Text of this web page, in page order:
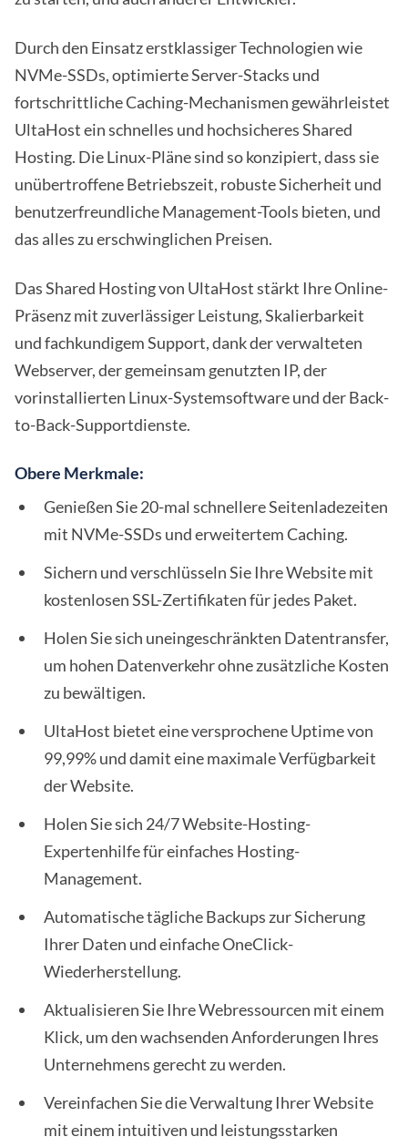
Durch den Einsatz erstklassiger Technologien wie
NVMe-SSDs, optimierte Server-Stacks und
fortschrittliche Caching-Mechanismen gewährleistet
UltaHost ein schnelles und hochsicheres Shared
Hosting. Die Linux-Pläne sind so konzipiert, dass sie
unübertroffene Betriebszeit, robuste Sicherheit und
benutzerfreundliche Management-Tools bieten, und
das alles zu erschwinglichen Preisen.
Das Shared Hosting von UltaHost stärkt Ihre Online-
Präsenz mit zuverlässiger Leistung, Skalierbarkeit
und fachkundigem Support, dank der verwalteten
Webserver, der gemeinsam genutzten IP, der
vorinstallierten Linux-Systemsoftware und der Back-
to-Back-Supportdienste.
Obere Merkmale:
Genießen Sie 20-mal schnellere Seitenladezeiten
mit NVMe-SSDs und erweitertem Caching.
Sichern und verschlüsseln Sie Ihre Website mit
kostenlosen SSL-Zertifikaten für jedes Paket.
Holen Sie sich uneingeschränkten Datentransfer,
um hohen Datenverkehr ohne zusätzliche Kosten
zu bewältigen.
UltaHost bietet eine versprochene Uptime von
99,99% und damit eine maximale Verfügbarkeit
der Website.
Holen Sie sich 24/7 Website-Hosting-
Expertenhilfe für einfaches Hosting-
Management.
Automatische tägliche Backups zur Sicherung
Ihrer Daten und einfache OneClick-
Wiederherstellung.
Aktualisieren Sie Ihre Webressourcen mit einem
Klick, um den wachsenden Anforderungen Ihres
Unternehmens gerecht zu werden.
Vereinfachen Sie die Verwaltung Ihrer Website
mit einem intuitiven und leistungsstarken